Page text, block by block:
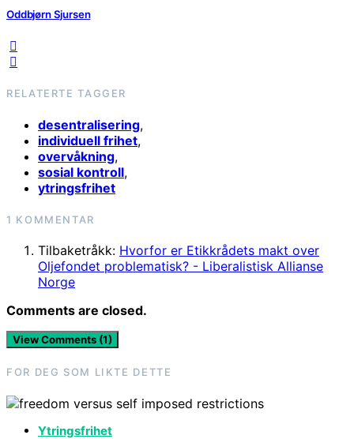
Oddbjørn Sjursen
RELATERTE TAGGER
desentralisering,
individuell frihet,
overvåkning,
sosial kontroll,
ytringsfrihet
1 KOMMENTAR
Tilbaketråkk: Hvorfor er Etikkrådets makt over
Oljefondet problematisk? - Liberalistisk Allianse
Norge
Comments are closed.
View Comments (1)
FOR DEG SOM LIKTE DETTE
Ytringsfrihet